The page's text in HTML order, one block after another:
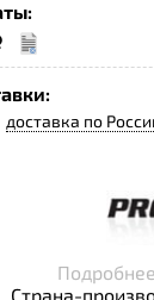
доставка по
Страна-